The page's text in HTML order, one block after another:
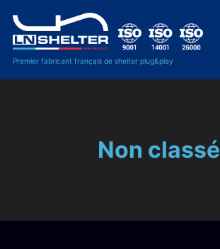
Premier fabricant français de shelter plug&play
Non classé